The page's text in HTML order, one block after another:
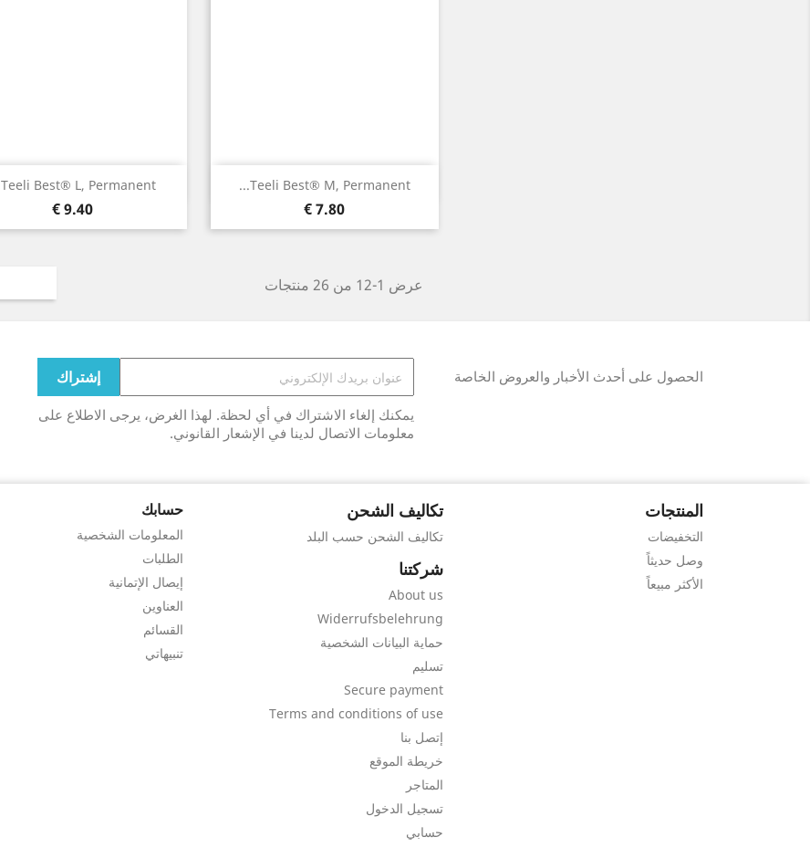
Teeli Best® M, Permanent...
7.80 €
نظرة سريعة Teeli Best® L, Permanent...
9.40 €
نظرة سريعة
عرض 1-12 من 26 منتجات
الحصول على أحدث الأخبار والعروض الخاصة
يمكنك إلغاء الاشتراك في أي لحظة. لهذا الغرض، يرجى الاطلاع على
معلومات الاتصال لدينا في الإشعار القانوني.
المنتجات
التخفيضات
وصل حديثاً
الأكثر مبيعاً
تكاليف الشحن
تكاليف الشحن حسب البلد
شركتنا
About us
Widerrufsbelehrung
حماية البيانات الشخصية
تسليم
Secure payment
Terms and conditions of use
إتصل بنا
خريطة الموقع
المتاجر
تسجيل الدخول
حسابي
حسابك
المعلومات الشخصية
الطلبات
إيصال الإتمانية
العناوين
القسائم
تنبيهاتي